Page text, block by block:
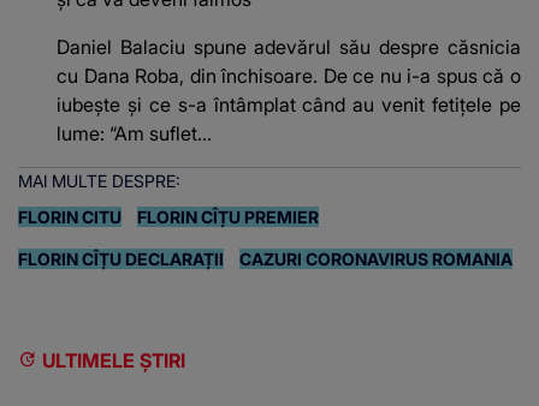
Daniel Balaciu spune adevărul său despre căsnicia
cu Dana Roba, din închisoare. De ce nu i-a spus că o
iubește și ce s-a întâmplat când au venit fetițele pe
lume: “Am suflet...
MAI MULTE DESPRE:
FLORIN CITU
FLORIN CÎȚU PREMIER
FLORIN CÎȚU DECLARAȚII CAZURI CORONAVIRUS ROMANIA
ULTIMELE ȘTIRI